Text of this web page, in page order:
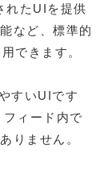
れたUIを提供
など、標準的
できます。
すいUIです
ィード内で
りません。